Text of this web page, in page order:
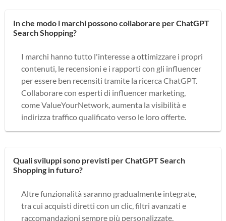
In che modo i marchi possono collaborare per ChatGPT
Search Shopping?
I marchi hanno tutto l'interesse a ottimizzare i propri
contenuti, le recensioni e i rapporti con gli influencer
per essere ben recensiti tramite la ricerca ChatGPT.
Collaborare con esperti di influencer marketing,
come ValueYourNetwork, aumenta la visibilità e
indirizza traffico qualificato verso le loro offerte.
Quali sviluppi sono previsti per ChatGPT Search
Shopping in futuro?
Altre funzionalità saranno gradualmente integrate,
tra cui acquisti diretti con un clic, filtri avanzati e
raccomandazioni sempre più personalizzate,